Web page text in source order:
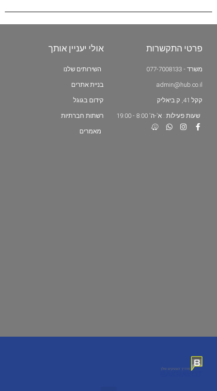
פרטי התקשרות
משרד - 077-7008133
admin@hub.co.il
קקל 41, ק.ביאליק
שעות פעילות : א'-ה' 8:00 - 19:00
אולי יעניין אותך
השירותים שלנו
בניית אתרים
קידום בגוגל
רשתות חברתיות
מאמרים